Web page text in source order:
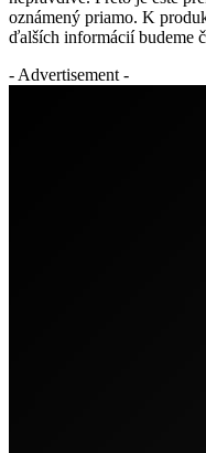
oznámený priamo. K
ďalších informácií budeme
- Advertisement -